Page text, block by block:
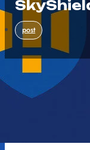
post
Le CAM Ukraine a
France et les pays